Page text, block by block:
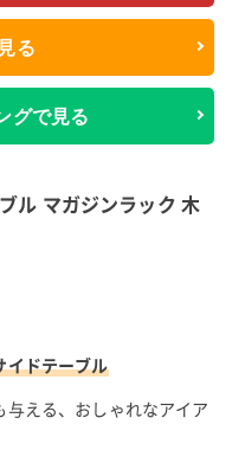
る
グで見る
ル マガジンラック 木
イドテーブル
える、おしゃれなアイア